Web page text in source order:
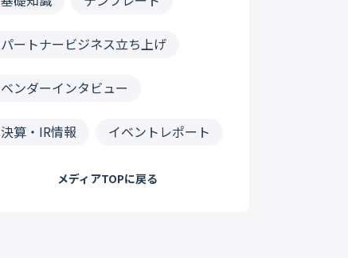
パートナービジネス立ち上げ
ベンダーインタビュー
決算・IR情報 イベントレポート
メディアTOPに戻る